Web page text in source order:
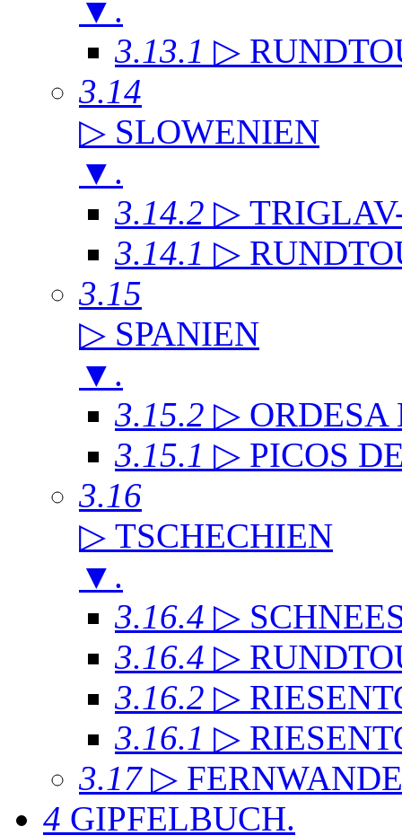
▼ .
3.13.1 ▷
3.14
▷ SLOWENIEN
▼ .
3.14.2 ▷
3.14.1 ▷
3.15
▷ SPANIEN
▼ .
3.15.2 ▷ ORDESA
3.15.1 ▷ PICOS
3.16
▷ TSCHECHIEN
▼ .
3.16.4 ▷
3.16.4 ▷
3.16.2 ▷
3.16.1 ▷
3.17 ▷
4 GIPFELBUCH.